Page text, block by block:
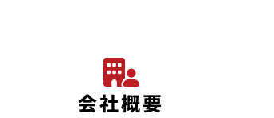
会社概要